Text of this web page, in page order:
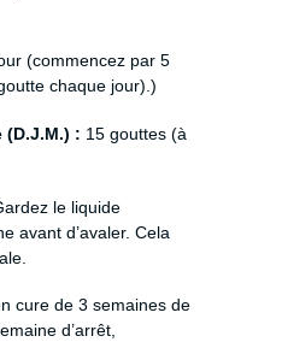
(commencez par 5
chaque jour).)
(D.J.M.) : 15 gouttes (à
le liquide
avant d’avaler. Cela
cure de 3 semaines de
d’arrêt,